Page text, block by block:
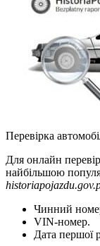
Перевірка
Для онлайн
найбільшою
Чинний
VIN-номер.
Дата першої